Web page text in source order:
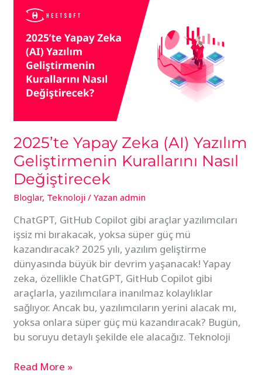
2025’te Yapay Zeka (AI) Yazılım
Geliştirmenin Kurallarını Nasıl
Değiştirecek
Bloglar, Teknoloji / Yazan admin
ChatGPT, GitHub Copilot gibi araçlar yazılımcıları
işsiz mi bırakacak, yoksa süper güç mü
kazandıracak? 2025 yılı, yazılım geliştirme
dünyasında büyük bir devrim yaşanacak! Yapay
zeka, özellikle ChatGPT, GitHub Copilot gibi
araçlarla, yazılımcılara inanılmaz kolaylıklar
sağlıyor. Ancak bu, yazılımcıların yerini alacak mı,
yoksa onlara süper güç mü kazandıracak? Bugün,
bu soruyu detaylı şekilde ele alacağız. Teknoloji
Yapay
Zeka
(AI)
Yazılım
Geliştirmenin
Kurallarını
Nasıl
Read More »